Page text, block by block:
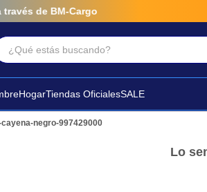
de BM-Cargo
estás buscando?
HogarTiendas OficialesSALE
negro-997429000
Lo
Más Buscados
futbol